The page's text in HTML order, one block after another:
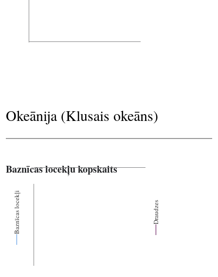
Okeānija (Klusais okeāns)
Baznīcas locekļu kopskaits
Baznīcas locekļi Draudzes